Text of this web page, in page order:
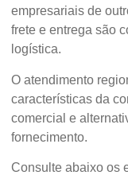
empresariais de
frete e entrega são
logística.
O atendimento
características da
comercial e
fornecimento.
Consulte abaixo os